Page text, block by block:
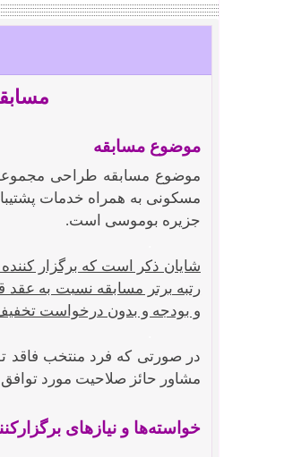
موضوع مسابقه
جزیره بوموسی است.
شایان ذکر است که برگزار
رتبه برتر مسابقه نسبت به عقد
و بودجه و بدون درخواست تخفیف
در صورتی که فرد منتخب فاقد
مشاور حائز صلاحیت مورد
خواستهها و نیازهای